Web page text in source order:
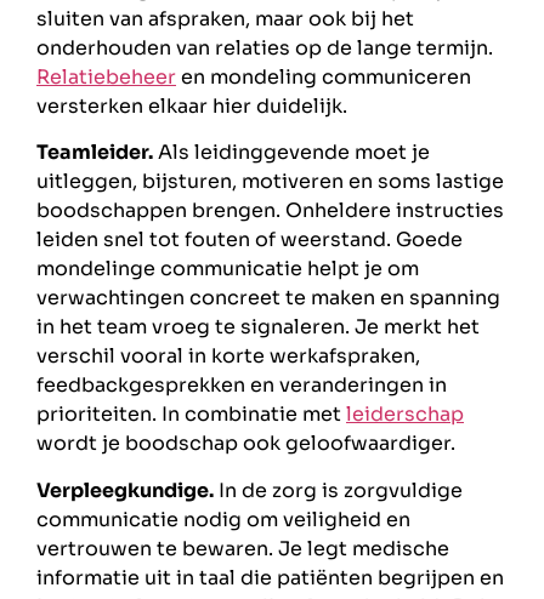
sluiten van afspraken, maar ook bij het
onderhouden van relaties op de lange termijn.
Relatiebeheeren mondeling communiceren
versterken elkaar hier duidelijk.
Teamleider.Als leidinggevende moet je
uitleggen, bijsturen, motiveren en soms lastige
boodschappen brengen. Onheldere instructies
leiden snel tot fouten of weerstand. Goede
mondelinge communicatie helpt je om
verwachtingen concreet te maken en spanning
in het team vroeg te signaleren. Je merkt het
verschil vooral in korte werkafspraken,
feedbackgesprekken en veranderingen in
prioriteiten. In combinatie metleiderschap
wordt je boodschap ook geloofwaardiger.
Verpleegkundige. In de zorg is zorgvuldige
communicatie nodig om veiligheid en
vertrouwen te bewaren. Je legt medische
informatie uit in taal die patiënten begrijpen en